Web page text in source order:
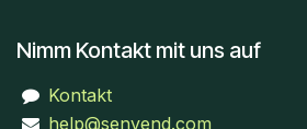
Nimm Kontakt mit uns auf
Kontakt
help@senvend.com